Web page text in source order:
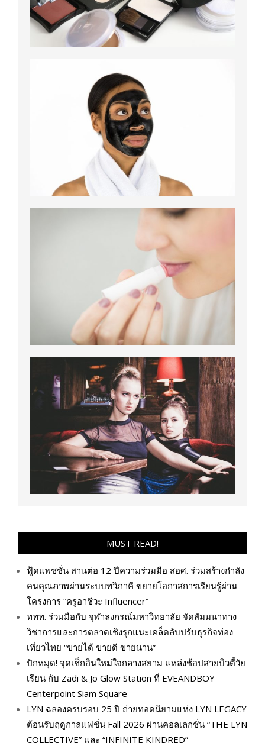
MUST READ!
ฟู้ดแพชชั่น สานต่อ 12 ปีความร่วมมือ สอศ. ร่วมสร้างกำลัง
คนคุณภาพผ่านระบบทวิภาคี ขยายโอกาสการเรียนรู้ผ่าน
โครงการ “ครูอาชีวะ Influencer”
ททท. ร่วมมือกับ จุฬาลงกรณ์มหาวิทยาลัย จัดสัมมนาทาง
วิชาการและการตลาดเชิงรุกแนะเคล็ดลับปรับธุรกิจท่อง
เที่ยวไทย “ขายได้ ขายดี ขายนาน”
ปักหมุด! จุดเช็กอินใหม่ใจกลางสยาม แหล่งช้อปสายบิวตี้วัย
เรียน กับ Zadi & Jo Glow Station ที่ EVEANDBOY
Centerpoint Siam Square
LYN ฉลองครบรอบ 25 ปี ถ่ายทอดนิยามแห่ง LYN LEGACY
ต้อนรับฤดูกาลแฟชั่น Fall 2026 ผ่านคอลเลกชั่น “THE LYN
COLLECTIVE” และ “INFINITE KINDRED”